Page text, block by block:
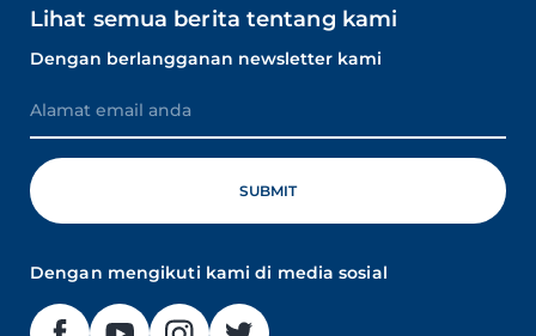
Lihat semua berita tentang kami
Dengan berlangganan newsletter kami
Dengan mengikuti kami di media sosial